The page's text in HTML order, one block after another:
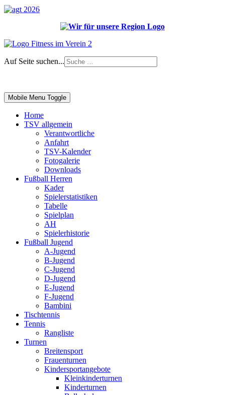
Auf Seite suchen...
Mobile Menu Toggle
Home
TSV allgemein
Verantwortliche
Anfahrt
TSV-Kalender
Fotogalerie
Downloads
Fußball Herren
Kader
Spielerstatistiken
Tabelle
Spielplan
AH
Spielerhistorie
Fußball Jugend
A-Jugend
B-Jugend
C-Jugend
D-Jugend
E-Jugend
F-Jugend
Bambini
Tischtennis
Tennis
Rangliste
Turnen
Breitensport
Frauenturnen
Kindersportangebote
Kleinkinderturnen
Kinderturnen